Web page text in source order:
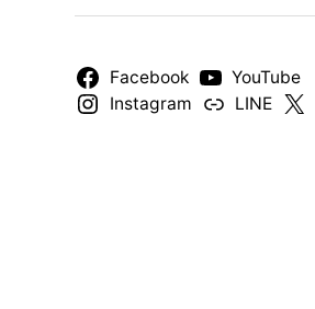
Facebook
YouTube
Instagram
LINE